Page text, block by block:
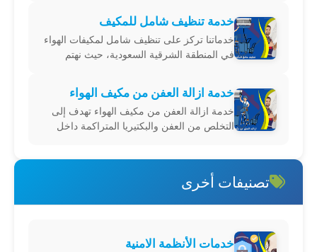
عملنا تنظيفاً دقيقاً للكويلات، وهي الجزء الحيوي
في مكيف الهواء الذي يحتاج إلى صيانة دورية.
نحرص على استخدام مواد تنظيف آمنة وفعالة
للح
خدمة تنظيف شامل للمكيف
خدماتنا تركز على تنظيف شامل لمكيفات الهواء
في المنطقة الشرقية السعودية، حيث نهتم
عمليات تنظيف دقيقة لجميع أجزاء المكيف، بما
في ذلك المرشحات، المبخر، والمكثف، لضمان
إزالة الأتربة، العفن، والجراثيم. كما نستخدم م
خدمة ازالة العفن من مكيف الهواء
خدمة ازالة العفن من مكيف الهواء تهدف إلى
التخلص من العفن والبكتيريا المتراكمة داخل
خدمات ازالة العفن من مكيف الهواء في
المنطقة الشرقية السعودية بأعلى معايير الجودة
تصنيفات أخرى
خدمات الأنظمة الامنية